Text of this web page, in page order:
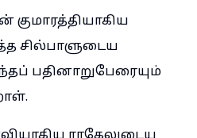
சில்பாளுடைய
பதினாறுபேரையும்